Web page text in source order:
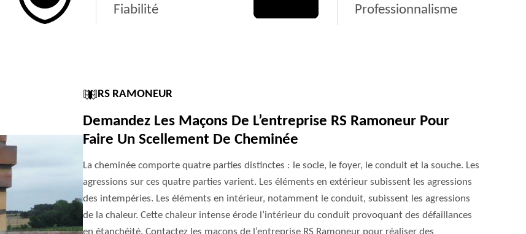
Fiabilité Professionnalisme
RS RAMONEUR
Demandez Les Maçons De L’entreprise RS Ramoneur Pour
Faire Un Scellement De Cheminée
La cheminée comporte quatre parties distinctes : le socle, le foyer, le conduit et la souche. Les
agressions sur ces quatre parties varient. Les éléments en extérieur subissent les agressions
des intempéries. Les éléments en intérieur, notamment le conduit, subissent les agressions
de la chaleur. Cette chaleur intense érode l’intérieur du conduit provoquant des défaillances
en étanchéité. Contactez les maçons de l’entreprise RS Ramoneur pour réaliser des